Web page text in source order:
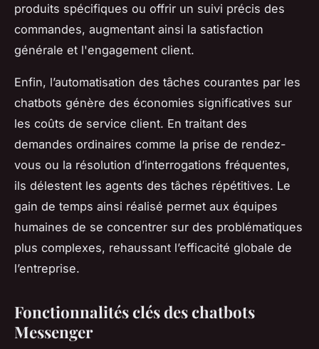
produits spécifiques ou offrir un suivi précis des
commandes, augmentant ainsi la satisfaction
générale et l'engagement client.
Enfin, l’automatisation des tâches courantes par les
chatbots génère des économies significatives sur
les coûts de service client. En traitant des
demandes ordinaires comme la prise de rendez-
vous ou la résolution d’interrogations fréquentes,
ils délestent les agents des tâches répétitives. Le
gain de temps ainsi réalisé permet aux équipes
humaines de se concentrer sur des problématiques
plus complexes, rehaussant l’efficacité globale de
l’entreprise.
Fonctionnalités clés des chatbots
Messenger